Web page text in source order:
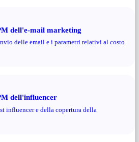
dell'e-mail marketing
delle email e i parametri relativi al costo
dell'influencer
influencer e della copertura della